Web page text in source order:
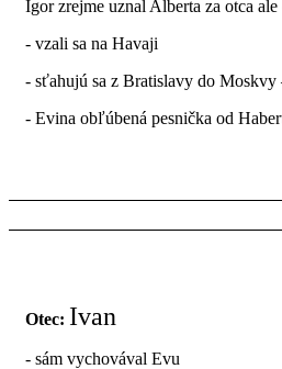
Igor zrejme uznal Alberta za otca
- vzali sa na Havaji
- sťahujú sa z Bratislavy do
- Evina obľúbená pesnička od
Otec: Ivan
- sám vychovával Evu